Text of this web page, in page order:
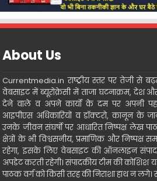
About Us
Currentmedia.in राष्ट्रीय स्तर पर तेजी से
वेबसाइट में ब्यूरोक्रेसी में ताजा घटनाक्रम, देश
देने वाले व अपने कार्यो के दम पर अपनी
आइपीएस अधिकारियों व डॉक्टरो, कानून के
उनके जीवन संघर्षो पर आधारित निष्पक्ष लेख
क्षेत्रों के भी विश्वसनीय, प्रमाणिक और निष्पक्ष
रहेगा, इसके लिए वेबसाइट की ऑनलाइन
अपडेट करती रहेगी। संपादकीय टीम की कोशिश
पाठक वर्ग को किसी तरह की निराशा हाथ न लगे।